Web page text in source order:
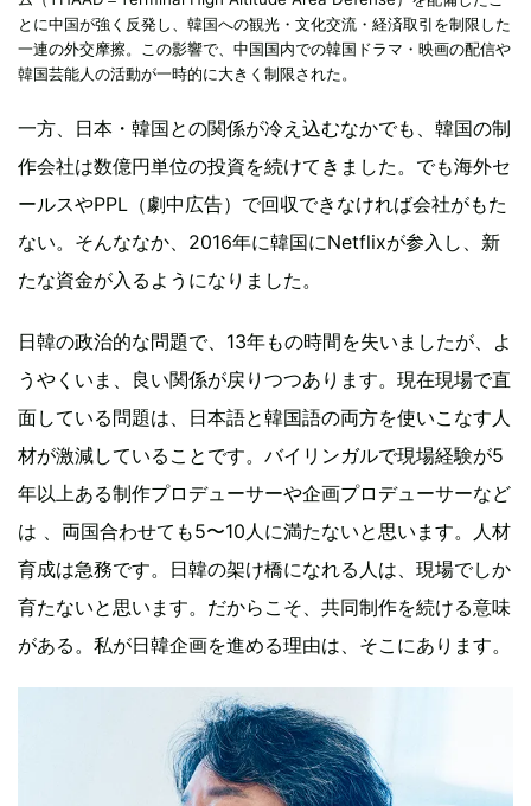
とに中国が強く反発し、韓国への観光・文化交流・経済取引を制限した
一連の外交摩擦。この影響で、中国国内での韓国ドラマ・映画の配信や
韓国芸能人の活動が一時的に大きく制限された。
一方、日本・韓国との関係が冷え込むなかでも、韓国の制
作会社は数億円単位の投資を続けてきました。でも海外セ
ールスやPPL（劇中広告）で回収できなければ会社がもた
ない。そんななか、2016年に韓国にNetflixが参入し、新
たな資金が入るようになりました。
日韓の政治的な問題で、13年もの時間を失いましたが、よ
うやくいま、良い関係が戻りつつあります。現在現場で直
面している問題は、日本語と韓国語の両方を使いこなす人
材が激減していることです。バイリンガルで現場経験が5
年以上ある制作プロデューサーや企画プロデューサーなど
は 、両国合わせても5〜10人に満たないと思います。人材
育成は急務です。日韓の架け橋になれる人は、現場でしか
育たないと思います。だからこそ、共同制作を続ける意味
がある。私が日韓企画を進める理由は、そこにあります。